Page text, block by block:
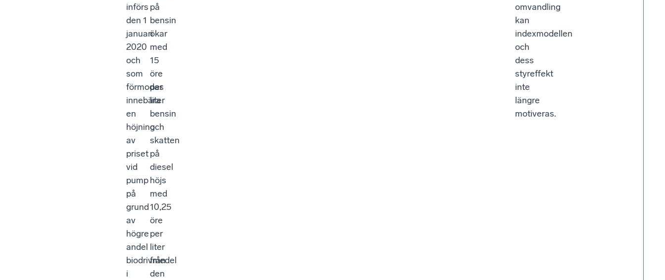
införs
den 1
januari
2020
och
som
förmodas
innebära
en
höjning
av
priset
vid
pump
på
grund
av
högre
andel
biodrivmedel
i
på
bensin
ökar
med
15
öre
per
liter
bensin
och
skatten
på
diesel
höjs
med
10,25
öre
per
liter
från
den
omvandling
kan
indexmodellen
och
dess
styreffekt
inte
längre
motiveras.